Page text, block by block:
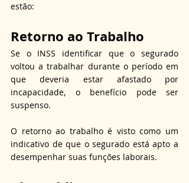
estão:
Retorno ao Trabalho
Se o INSS identificar que o segurado
voltou a trabalhar durante o período em
que deveria estar afastado por
incapacidade, o benefício pode ser
suspenso.
O retorno ao trabalho é visto como um
indicativo de que o segurado está apto a
desempenhar suas funções laborais.